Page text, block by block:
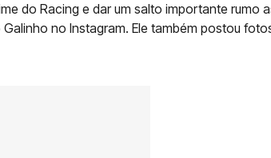
do Racing e dar um salto importante rumo
no Instagram. Ele também postou